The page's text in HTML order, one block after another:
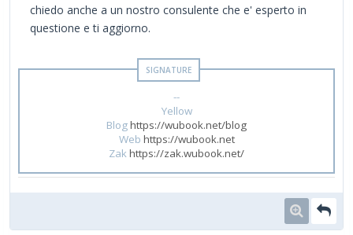
chiedo anche a un nostro consulente che e' esperto in
questione e ti aggiorno.
--
Yellow
Bloghttps://wubook.net/blog
Web https://wubook.net
Zakhttps://zak.wubook.net/